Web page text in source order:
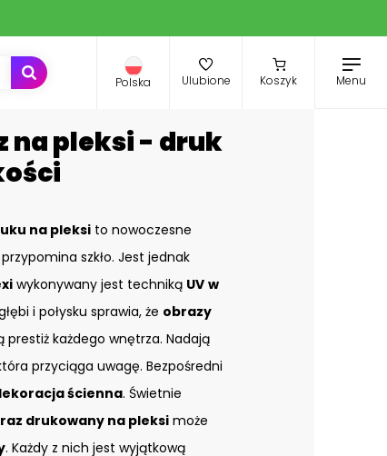
Polska Ulubione Koszyk Menu
na pleksi - druk
na pleksi to nowoczesne
szkło. Jest jednak
wykonywany jest techniką UV w
i połysku sprawia, że obrazy
prestiż każdego wnętrza. Nadają
przyciąga uwagę. Bezpośredni
ścienna. Świetnie
drukowany na pleksi może
. Każdy z nich jest wyjątkową